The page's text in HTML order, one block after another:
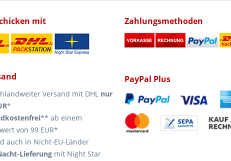
mit
Versand mit DHL nur
*
** ab einem
von 99 EUR*
auch in Nicht-EU-Länder
Lieferung mit Night Star
Zahlungsmethoden
PayPal Plus